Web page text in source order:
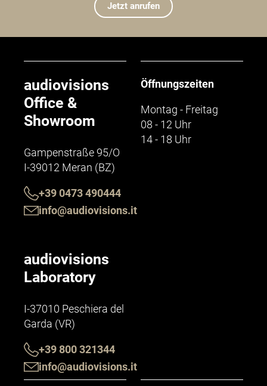
Jetzt anrufen
audiovisions
Office &
Showroom
Gampenstraße 95/O
I-39012 Meran (BZ)
+39 0473 490444
info@audiovisions.it
audiovisions
Laboratory
I-37010 Peschiera del
Garda (VR)
+39 800 321344
info@audiovisions.it
Öffnungszeiten
Montag - Freitag
08 - 12 Uhr
14 - 18 Uhr